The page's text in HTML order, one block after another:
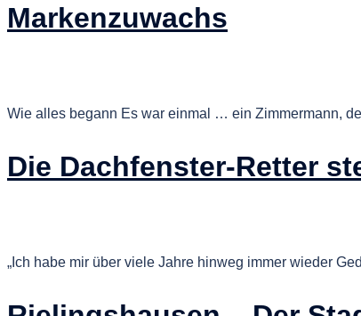
Markenzuwachs
Wie alles begann Es war einmal … ein Zimmermann,
Die Dachfenster-Retter
„Ich habe mir über viele Jahre hinweg immer wieder